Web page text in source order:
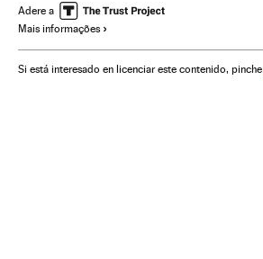
Câncer mulheres Ceará
Doenças
Adere a
Mais informações
Si está interesado en licenciar este contenido, pinche